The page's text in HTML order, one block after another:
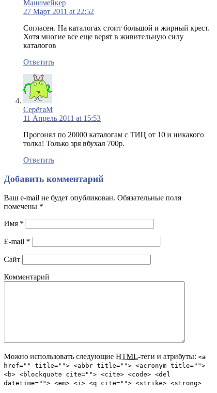
Манимейкер
27 Март 2011 at 22:52
Согласен. На каталогах стоит большой и жирный крест.
Хотя многие все еще верят в живительную силу
каталогов
Ответить
СерёгаМ
11 Апрель 2011 at 15:53
Прогонял по 20000 каталогам с ТИЦ от 10 и никакого
толка! Только зря вбухал 700р.
Ответить
Добавить комментарий
Ваш e-mail не будет опубликован. Обязательные поля
помечены *
Имя *
E-mail *
Сайт
Комментарий
Можно использовать следующие HTML-теги и атрибуты: <a
href="" title=""> <abbr title=""> <acronym title="">
<b> <blockquote cite=""> <cite> <code> <del
datetime=""> <em> <i> <q cite=""> <strike> <strong>